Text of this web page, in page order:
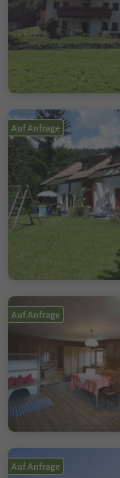
Auf Anfrage
Auf Anfrage
Auf Anfrage